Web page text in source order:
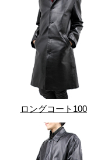
ロングコート